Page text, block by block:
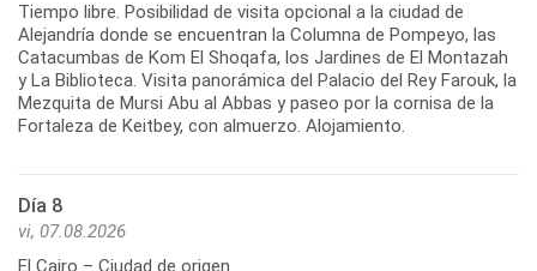
Tiempo libre. Posibilidad de visita opcional a la ciudad de
Alejandría donde se encuentran la Columna de Pompeyo, las
Catacumbas de Kom El Shoqafa, los Jardines de El Montazah
y La Biblioteca. Visita panorámica del Palacio del Rey Farouk, la
Mezquita de Mursi Abu al Abbas y paseo por la cornisa de la
Fortaleza de Keitbey, con almuerzo. Alojamiento.
Día 8
vi, 07.08.2026
El Cairo – Ciudad de origen